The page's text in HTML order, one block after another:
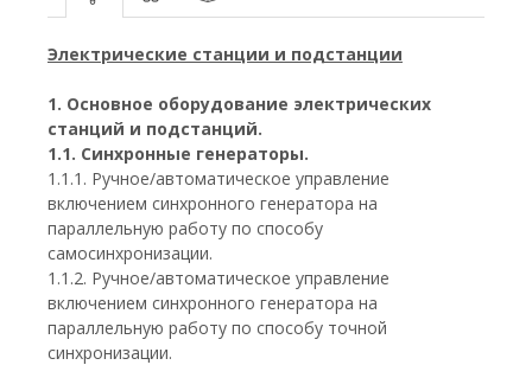
Электрические станции и подстанции
1. Основное оборудование электрических
станций и подстанций.
1.1. Синхронные генераторы.
1.1.1. Ручное/автоматическое управление
включением синхронного генератора на
параллельную работу по способу
самосинхронизации.
1.1.2. Ручное/автоматическое управление
включением синхронного генератора на
параллельную работу по способу точной
синхронизации.